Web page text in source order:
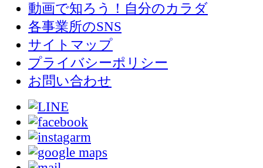
動画で知ろう！自分のカラダ
各事業所のSNS
サイトマップ
プライバシーポリシー
お問い合わせ